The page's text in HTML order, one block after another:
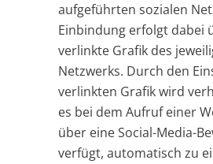
aufgeführten sozialen
Einbindung erfolgt dabei
verlinkte Grafik des
Netzwerks. Durch den
verlinkten Grafik wird
es bei dem Aufruf einer
über eine Social-Media-
verfügt, automatisch zu